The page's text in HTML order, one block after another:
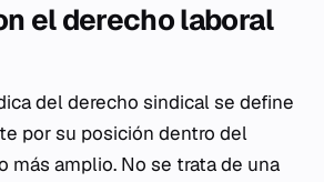
el derecho laboral
del derecho sindical se define
por su posición dentro del
más amplio. No se trata de una